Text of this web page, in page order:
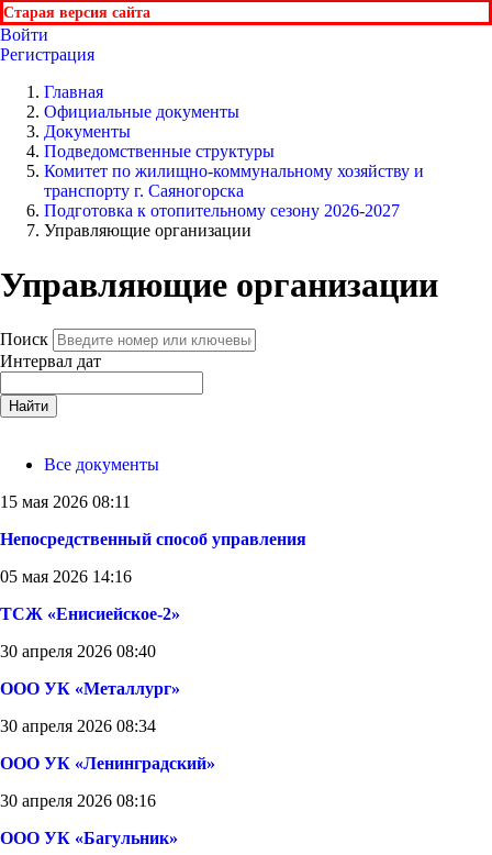
Старая версия сайта
Войти
Регистрация
Главная
Официальные документы
Документы
Подведомственные структуры
Комитет по жилищно-коммунальному хозяйству и
транспорту г. Саяногорска
Подготовка к отопительному сезону 2026-2027
Управляющие организации
Управляющие организации
Поиск
Интервал дат
Найти
Все документы
15 мая 2026 08:11
Непосредственный способ управления
05 мая 2026 14:16
ТСЖ «Енисиейское-2»
30 апреля 2026 08:40
ООО УК «Металлург»
30 апреля 2026 08:34
ООО УК «Ленинградский»
30 апреля 2026 08:16
ООО УК «Багульник»